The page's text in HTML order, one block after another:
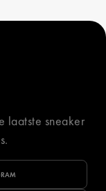
laatste sneaker